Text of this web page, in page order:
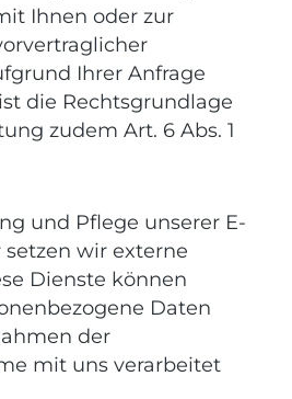
Ihnen oder zur
Ihrer Anfrage
die Rechtsgrundlage
zudem Art. 6 Abs. 1
und Pflege unserer E-
setzen wir externe
Dienste können
Daten
der
mit uns verarbeitet